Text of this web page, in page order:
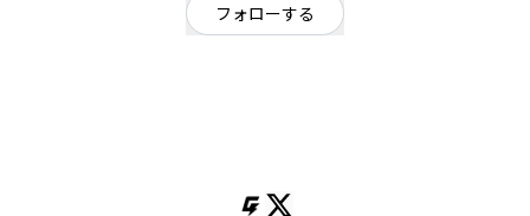
フォローする